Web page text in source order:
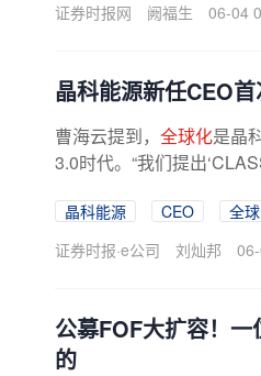
证券时报网
阙福生 06-04
晶科能源新任CEO
曹海云提到， 全球化是晶
3.0时代。“我们提出
晶科能源 CEO
全
证券时报·e公司
刘灿邦
公募FOF大扩容！一
的